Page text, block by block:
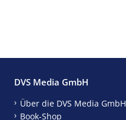
DVS Media GmbH
Über die DVS Media GmbH
Book-Shop